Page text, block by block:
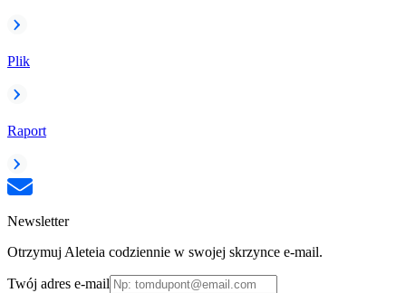
Plik
Raport
Newsletter
Otrzymuj Aleteia codziennie w swojej skrzynce e-mail.
Twój adres e-mail